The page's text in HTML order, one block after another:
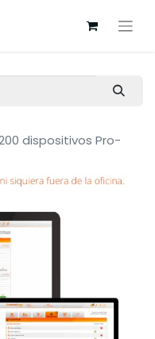
dispositivos Pro-